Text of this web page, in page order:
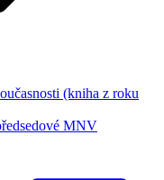
(kniha z roku
MNV